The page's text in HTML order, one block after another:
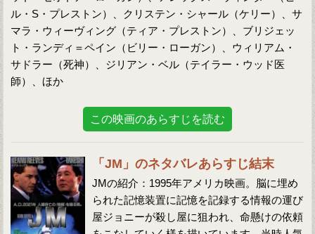
ル・S・プレストン）、クリステン・シャール（ケリー）、サ
マラ・ウィーヴィング（ティア・プレストン）、ブリジェッ
ト・ランディ＝ペイン（ビリー・ローガン）、ウィリアム・
サドラー（死神）、ジリアン・ベル（テイラー・ウッド医
師）、ほか
この映画のあらすじを読む
「JM」のネタバレあらすじ結末
JMの紹介：1995年アメリカ映画。脳に埋め
られた記憶装置に記憶を記録する情報の運び
屋ジョニーが殺し屋に狙われ、命懸けの依頼